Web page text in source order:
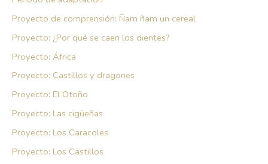
Proyecto de comprensión: Ñam ñam un cereal
Proyecto: ¿Por qué se caen los dientes?
Proyecto: África
Proyecto: Castillos y dragones
Proyecto: El Otoño
Proyecto: Las cigüeñas
Proyecto: Los Caracoles
Proyecto: Los Castillos